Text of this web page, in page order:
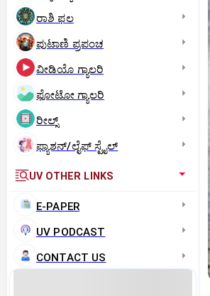
ರಾಶಿ ಫಲ
ಪುಟಾಣಿ ಪ್ರಪಂಚ
ವೀಡಿಯೊ ಗ್ಯಾಲರಿ
ಫೋಟೋ ಗ್ಯಾಲರಿ
ರೀಲ್ಸ್
ಫ್ಯಾಶನ್/ಲೈಫ್‌ ಸ್ಟೈಲ್
UV OTHER LINKS
E-PAPER
UV PODCAST
CONTACT US